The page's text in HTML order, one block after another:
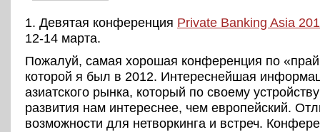
1. Девятая конференция Private Banking Asia
12-14 марта.
Пожалуй, самая хорошая конференция по
которой я был в 2012. Интереснейшая
азиатского рынка, который по своему
развития нам интереснее, чем европейский.
возможности для нетворкинга и встреч.